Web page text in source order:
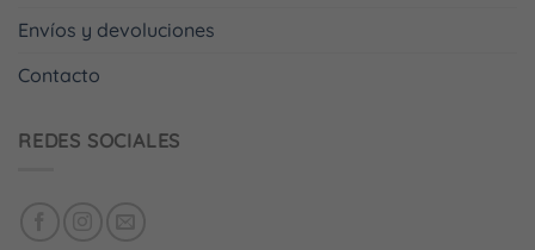
Envíos y devoluciones
Contacto
REDES SOCIALES